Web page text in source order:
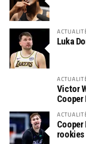
Luka
Victor
Cooper
Cooper
rookies